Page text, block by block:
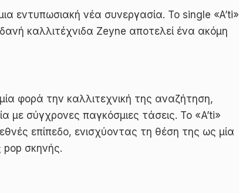
εντυπωσιακή νέα συνεργασία. Το single «A’ti»
καλλιτέχνιδα Zeyne αποτελεί ένα ακόμη
φορά την καλλιτεχνική της αναζήτηση,
με σύγχρονες παγκόσμιες τάσεις. Το «A’ti»
επίπεδο, ενισχύοντας τη θέση της ως μία
pop σκηνής.